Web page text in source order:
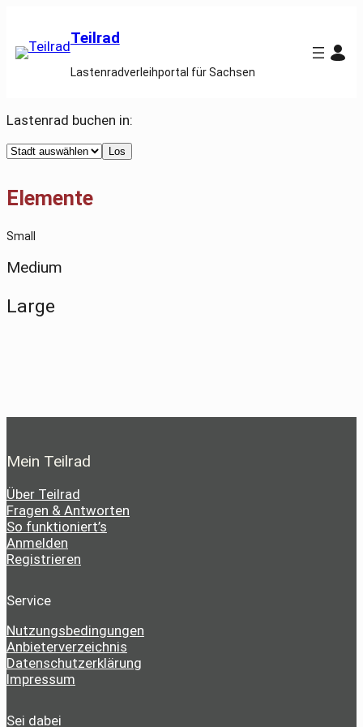
Teilrad
Lastenradverleihportal für Sachsen
Lastenrad buchen in:
Select
Los
Elemente
Small
Medium
Large
Mein Teilrad
Über Teilrad
Fragen & Antworten
So funktioniert’s
Anmelden
Registrieren
Service
Nutzungsbedingungen
Anbieterverzeichnis
Datenschutzerklärung
Impressum
Sei dabei